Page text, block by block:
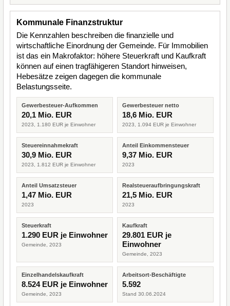
Kommunale Finanzstruktur
Die Kennzahlen beschreiben die finanzielle und
wirtschaftliche Einordnung der Gemeinde. Für Immobilien
ist das ein Makrofaktor: höhere Steuerkraft und Kaufkraft
können auf einen tragfähigeren Standort hinweisen,
Hebesätze zeigen dagegen die kommunale
Belastungsseite.
Gewerbesteuer-Aufkommen
20,1 Mio. EUR
2023, 1.180 EUR je Einwohner
Gewerbesteuer netto
18,6 Mio. EUR
2023, 1.094 EUR je Einwohner
Steuereinnahmekraft
30,9 Mio. EUR
2023, 1.812 EUR je Einwohner
Anteil Einkommensteuer
9,37 Mio. EUR
2023
Anteil Umsatzsteuer
1,47 Mio. EUR
2023
Realsteueraufbringungskraft
21,5 Mio. EUR
2023
Steuerkraft
1.290 EUR je Einwohner
Gemeinde, 2023
Kaufkraft
29.801 EUR je
Einwohner
Gemeinde, 2023
Einzelhandelskaufkraft
8.524 EUR je Einwohner
Gemeinde, 2023
Arbeitsort-Beschäftigte
5.592
Stand 30.06.2024